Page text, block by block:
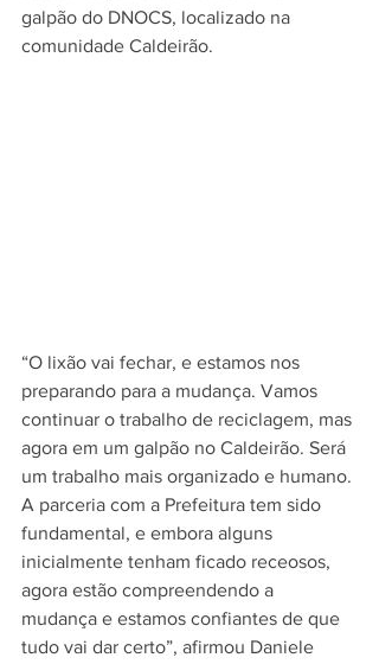
galpão do DNOCS, localizado na
comunidade Caldeirão.
“O lixão vai fechar, e estamos nos
preparando para a mudança. Vamos
continuar o trabalho de reciclagem, mas
agora em um galpão no Caldeirão. Será
um trabalho mais organizado e humano.
A parceria com a Prefeitura tem sido
fundamental, e embora alguns
inicialmente tenham ficado receosos,
agora estão compreendendo a
mudança e estamos confiantes de que
tudo vai dar certo”, afirmou Daniele